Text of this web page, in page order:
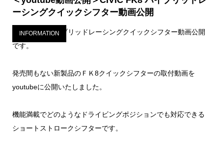
ーシングクイックシフター動画公開
INFORMATION
CIVIC FK8 ハイブリッドレーシングクイックシフター動画公開
です。
発売間もない新製品のＦＫ8クイックシフターの取付動画を
youtubeに公開いたしました。
機能満載でどのようなドライビングポジションでも対応できる
ショートストロークシフターです。